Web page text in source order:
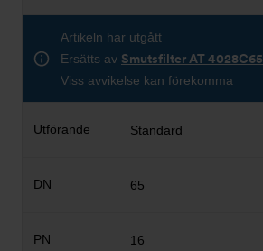
Artikeln har utgått
Ersätts av Smutsfilter AT 4028C65
Viss avvikelse kan förekomma
Standard
65
16